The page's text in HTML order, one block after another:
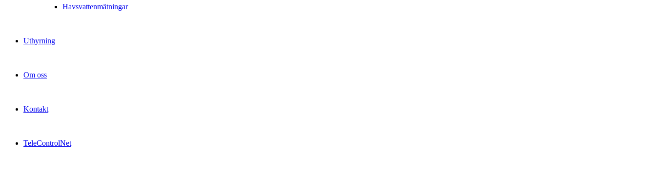
Havsvattenmätningar
Uthyrning
Om oss
Kontakt
TeleControlNet